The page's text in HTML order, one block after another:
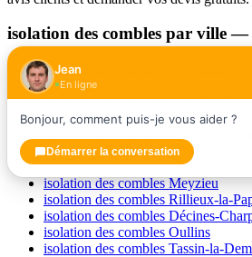
isolation des combles par ville —
isolation des combles Villeurbanne
isolation des combles Vénissieux
isolation des combles Vaulx-en-
isolation des combles Saint-Priest
isolation des combles Bron
isolation des combles Villefranche-
isolation des combles Meyzieu
isolation des combles Rillieux-la-
isolation des combles Décines-
isolation des combles Oullins
isolation des combles Tassin-la-
Jean
En ligne
Bonjour, comment puis-je vous aider ?
Démarrer la conversation